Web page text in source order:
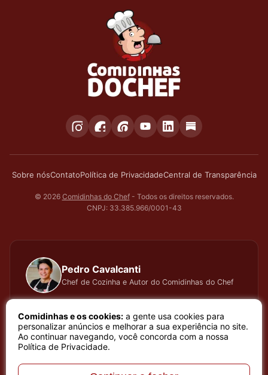
Sobre nósContatoPolítica de PrivacidadeCentral de Transparência
© 2026 Comidinhas do Chef- Todos os direitos reservados.
CNPJ: 33.385.966/0001-43
Pedro Cavalcanti
Chef de Cozinha e Autor do Comidinhas do Chef
atenção, testando cada receita que apresento, meu
trabalho é baseado em sentimento de amor e bem
estar que a arte de cozinhar proporciona. Meu nome é
Pedro Cavalcanti e sou Chef de Cozinha e Autor do
Comidinhas e os cookies: a gente usa cookies para
personalizar anúncios e melhorar a sua experiência no site.
Ao continuar navegando, você concorda com a nossa
Política de Privacidade.